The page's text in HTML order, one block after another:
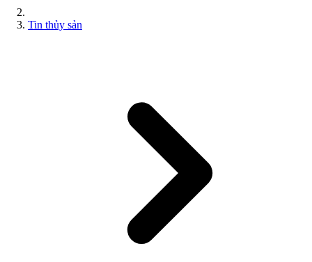
Tin thủy sản